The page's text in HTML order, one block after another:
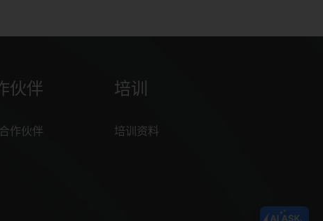
伙伴
作伙伴
培训
培训资料